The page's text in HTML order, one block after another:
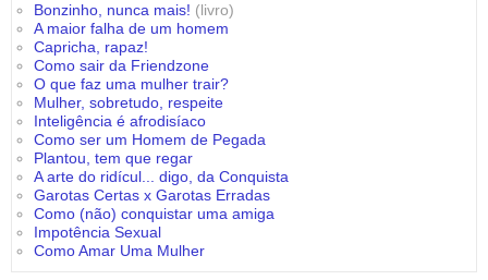
Bonzinho, nunca mais! (livro)
A maior falha de um homem
Capricha, rapaz!
Como sair da Friendzone
O que faz uma mulher trair?
Mulher, sobretudo, respeite
Inteligência é afrodisíaco
Como ser um Homem de Pegada
Plantou, tem que regar
A arte do ridícul... digo, da Conquista
Garotas Certas x Garotas Erradas
Como (não) conquistar uma amiga
Impotência Sexual
Como Amar Uma Mulher